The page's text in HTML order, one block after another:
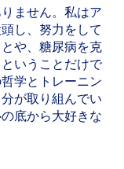
ません。私はア
し、努力をして
や、糖尿病を克
いうことだけで
学とトレーニン
が取り組んでい
底から大好きな